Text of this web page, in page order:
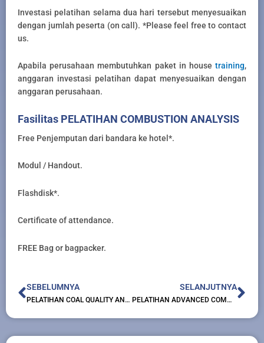
Investasi pelatihan selama dua hari tersebut menyesuaikan
dengan jumlah peserta (on call). *Please feel free to contact
us.
Apabila perusahaan membutuhkan paket in house training,
anggaran investasi pelatihan dapat menyesuaikan dengan
anggaran perusahaan.
Fasilitas PELATIHAN COMBUSTION ANALYSIS
Free Penjemputan dari bandara ke hotel*.
Modul / Handout.
Flashdisk*.
Certificate of attendance.
FREE Bag or bagpacker.
Prev
SEBELUMNYA
PELATIHAN COAL QUALITY AND QUALITY CONTROL
SELANJUTNYA
PELATIHAN ADVANCED COMMISSIONING